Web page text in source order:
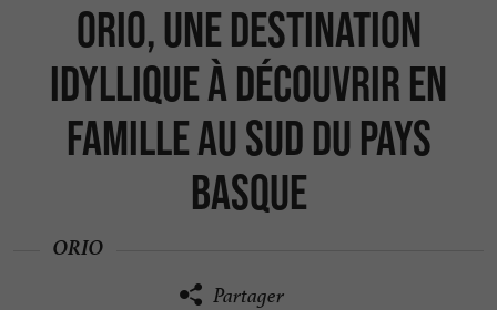
Orio, une destination
idyllique à découvrir en
famille au sud du Pays
Basque
ORIO
Partager